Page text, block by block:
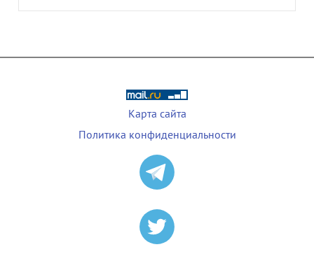
Карта сайта
Политика конфиденциальности